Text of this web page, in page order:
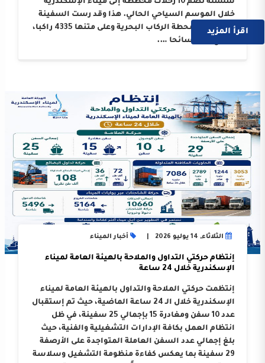
سلسلة تضم 10 رحلات مخططة إلى ميناء الإسكندرية
خلال الموسم السياحي الحالي. هذا وقد رست السفينة
على أرصفة محطة الركاب البحرية وعلى متنها 4335 راكبا،
اقرأ المزيد
الثلاثاء, 14 يوليو 2026 أخبار الميناء
إنتظام حركتي التداول والملاحة بالهيئة العامة لميناء
الإسكندرية خلال 24 ساعة
إنتظمت حركتي الملاحة والتداول بالهيئة العامة لميناء
الإسكندرية خلال الـ 24 ساعة الماضية، حيث تم إستقبال
عدد 10 سفن ومغادرة 15 بإجمالي 25 سفينة، في ظل
انتظام العمل بكافة الإدارات التشغيلية والفنية، حيث
بلغ إجمالي عدد السفن العاملة المتواجدة على الأرصفة
29 سفينة بما يعكس كفاءة منظومة التشغيل وسلاسة